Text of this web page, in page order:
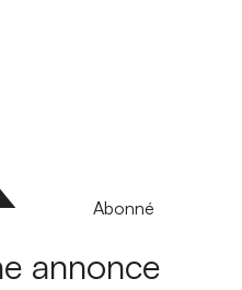
Abonné
annonce